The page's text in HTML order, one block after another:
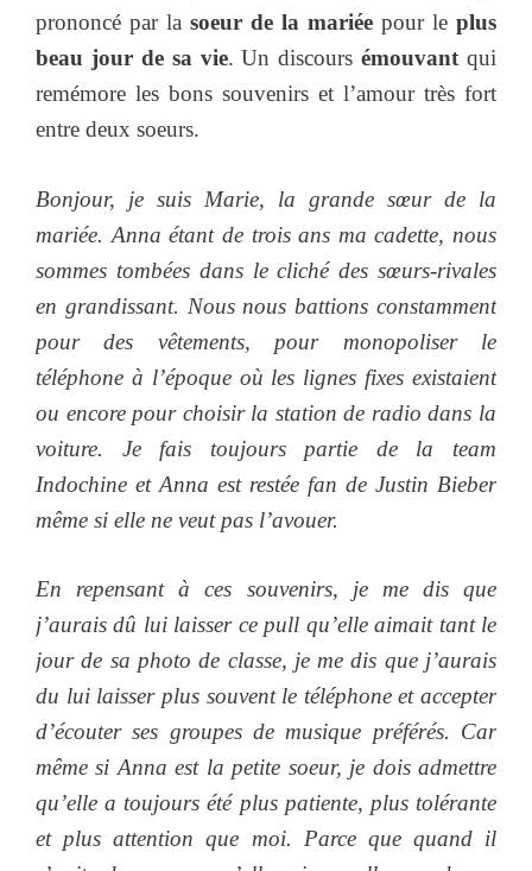
prononcé par la soeur de la mariée pour le plus
beau jour de sa vie. Un discoursémouvant qui
remémore les bons souvenirs et l’amour très fort
entre deux soeurs.
Bonjour, je suis Marie, la grande sœur de la
mariée. Anna étant de trois ans ma cadette, nous
sommes tombées dans le cliché des sœurs-rivales
en grandissant. Nous nous battions constamment
pour des vêtements, pour monopoliser le
téléphone à l’époque où les lignes fixes existaient
ou encore pour choisir la station de radio dans la
voiture. Je fais toujours partie de la team
Indochine et Anna est restée fan de Justin Bieber
même si elle ne veut pas l’avouer.
En repensant à ces souvenirs, je me dis que
j’aurais dû lui laisser ce pull qu’elle aimait tant le
jour de sa photo de classe, je me dis que j’aurais
du lui laisser plus souvent le téléphone et accepter
d’écouter ses groupes de musique préférés. Car
même si Anna est la petite soeur, je dois admettre
qu’elle a toujours été plus patiente, plus tolérante
et plus attention que moi. Parce que quand il